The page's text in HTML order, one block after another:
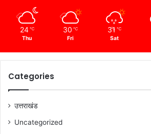
24 ℃
Thu
30 ℃
Fri
31 ℃
Sat
Categories
उत्तराखंड
Uncategorized